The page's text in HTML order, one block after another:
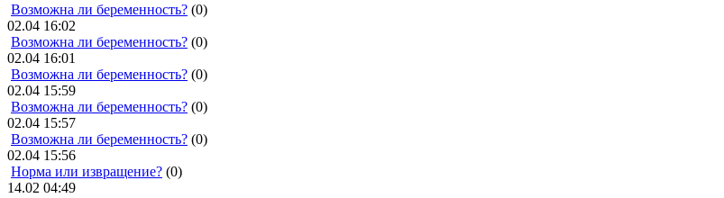
Возможна ли беременность? (0)
02.04 16:02
Возможна ли беременность? (0)
02.04 16:01
Возможна ли беременность? (0)
02.04 15:59
Возможна ли беременность? (0)
02.04 15:57
Возможна ли беременность? (0)
02.04 15:56
Норма или извращение? (0)
14.02 04:49